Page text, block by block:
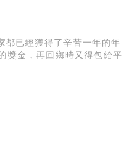
已經獲得了辛苦一年的年
獎金，再回鄉時又得包給平